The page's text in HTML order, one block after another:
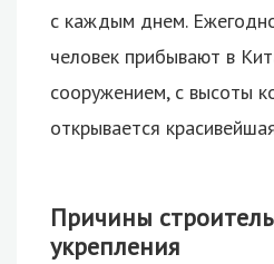
с каждым днем.
человек прибывают в
сооружением, с высоты
открывается
Причины
укрепления